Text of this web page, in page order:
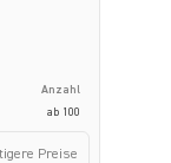
Anzahl
ab 100
Preise